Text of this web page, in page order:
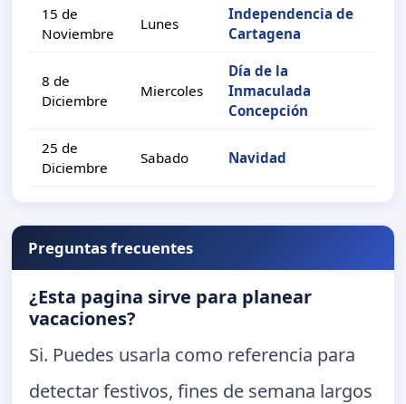
15 de
Noviembre
Lunes
Independencia de
Cartagena
8 de
Diciembre
Miercoles
Día de la
Inmaculada
Concepción
25 de
Diciembre
Sabado Navidad
Preguntas frecuentes
¿Esta pagina sirve para planear
vacaciones?
Si. Puedes usarla como referencia para
detectar festivos, fines de semana largos